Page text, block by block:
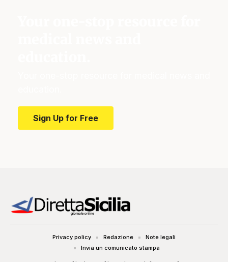
Sign Up for Free
Privacy policy Redazione
Note legali
Invia un comunicato stampa